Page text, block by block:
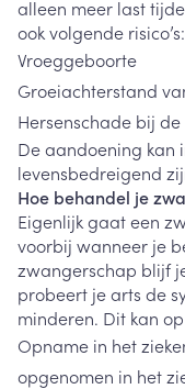
alleen meer last
ook volgende risico’s:
Vroeggeboorte
Groeiachterstand
Hersenschade bij
De aandoening kan
levensbedreigend
Hoe behandel je
Eigenlijk gaat een
voorbij wanneer je
zwangerschap blijf
probeert je arts de
minderen. Dit kan
Opname in het
opgenomen in het